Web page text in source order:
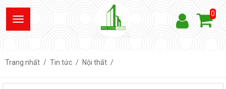
0
Trang nhất Tin tức Nội thất